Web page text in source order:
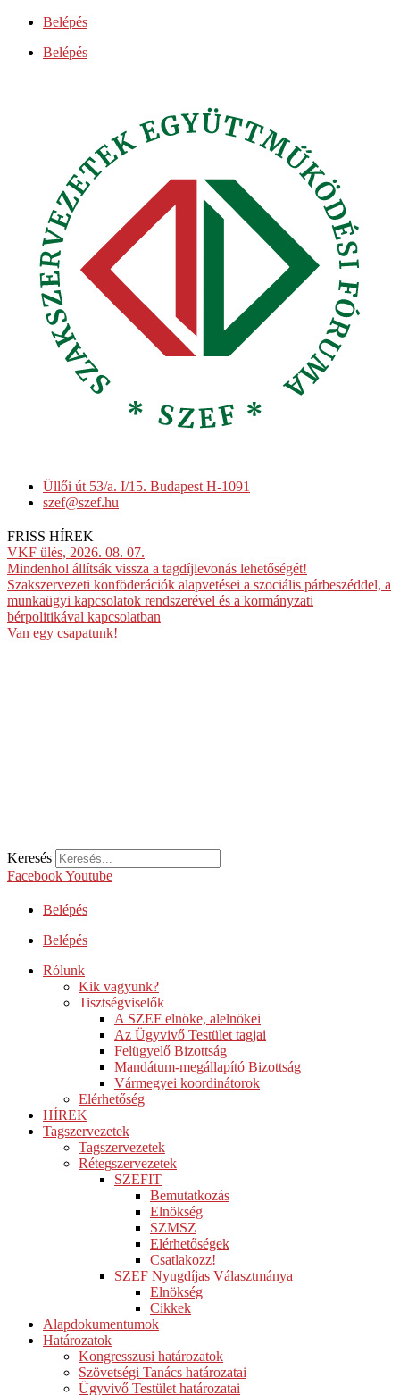
Ugrás
tartalomhoz
Belépés
Belépés
Üllői út 53/a. I/15. Budapest H-1091
szef@szef.hu
FRISS HÍREK
VKF ülés, 2026. 08. 07.
Mindenhol állítsák vissza a tagdíjlevonás lehetőségét!
Szakszervezeti konföderációk alapvetései a szociális párbeszéddel, a
munkaügyi kapcsolatok rendszerével és a kormányzati
bérpolitikával kapcsolatban
Van egy csapatunk!
Keresés
FacebookYoutube
Belépés
Belépés
Rólunk
Kik vagyunk?
Tisztségviselők
A SZEF elnöke, alelnökei
Az Ügyvivő Testület tagjai
Felügyelő Bizottság
Mandátum-megállapító Bizottság
Vármegyei koordinátorok
Elérhetőség
HÍREK
Tagszervezetek
Tagszervezetek
Rétegszervezetek
SZEFIT
Bemutatkozás
Elnökség
SZMSZ
Elérhetőségek
Csatlakozz!
SZEF Nyugdíjas Választmánya
Elnökség
Cikkek
Alapdokumentumok
Határozatok
Kongresszusi határozatok
Szövetségi Tanács határozatai
Ügyvivő Testület határozatai